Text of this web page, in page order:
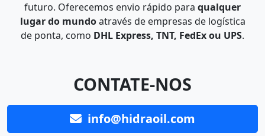
futuro. Oferecemos envio rápido para qualquer
lugar do mundoatravés de empresas de logística
de ponta, como DHL Express, TNT, FedEx ou UPS.
CONTATE-NOS
info@hidraoil.com